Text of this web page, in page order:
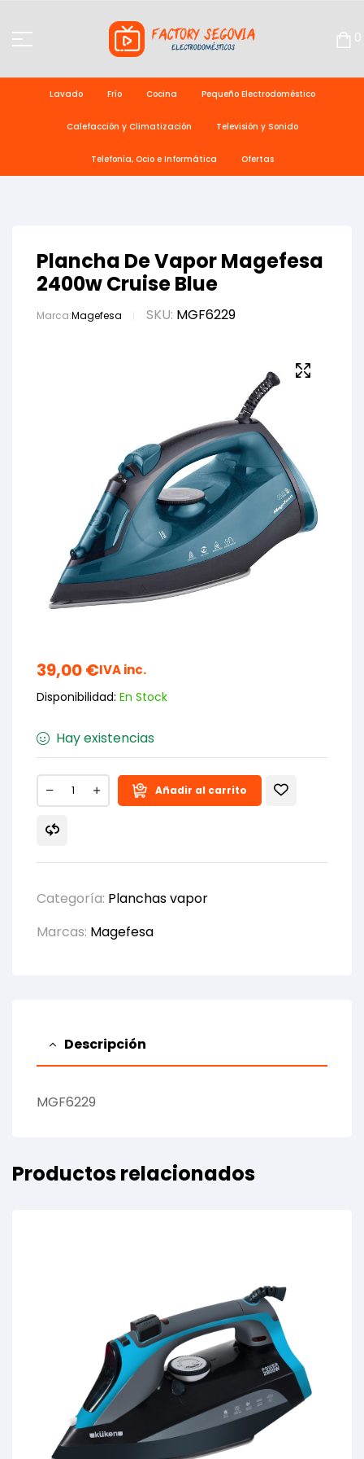
0
Lavado Frío Cocina Pequeño Electrodoméstico
Calefacción y Climatización Televisión y Sonido
Telefonía, Ocio e Informática Ofertas
Plancha De Vapor Magefesa
2400w Cruise Blue
Marca:Magefesa SKU: MGF6229
39,00€IVA inc.
Disponibilidad: En Stock
Hay existencias
Añadir al carrito
Categoría: Planchas vapor
Marcas: Magefesa
Descripción
MGF6229
Productos relacionados